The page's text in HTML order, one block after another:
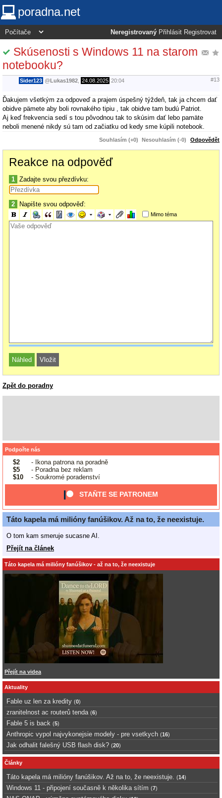
poradna.net
Neregistrovaný Přihlásit Registrovat
Skúsenosti s Windows 11 na starom
notebooku?
Sider123 @Lukas1982 24.08.2025 20:04 #13
Ďakujem všetkým za odpoveď a prajem úspešný týždeň, tak ja chcem dať
obidve pämete aby boli rovnakého tipiu , tak obidve tam budú Patriot.
Aj keď frekvencia sedí s tou pôvodnou tak to skúsim dať lebo pamäte
neboli menené nikdy sú tam od začiatku od kedy sme kúpili notebook.
Souhlasím (+0) Nesouhlasím (-0) Odpovědět
Reakce na odpověď
1 Zadajte svou přezdívku:
2 Napište svou odpověď:
Mimo téma
Zpět do poradny
Podpořte nás
$2
- Ikona patrona na poradně
$5
- Poradna bez reklam
$10
- Soukromé poradenství
STAŇTE SE PATRONEM
Táto kapela má milióny fanúšikov. Až na to, že neexistuje.
O tom kam smeruje sucasne AI.
Přejít na článek
Táto kapela má milióny fanúšikov - až na to, že neexistuje
Přejít na videa
Aktuality
Fable uz len za kredity (0)
zranitelnost ac routerů tenda (6)
Fable 5 is back (5)
Anthropic vypol najvykonejsie modely - pre vsetkych (16)
Jak odhalit falešný USB flash disk? (20)
Články
Táto kapela má milióny fanúšikov. Až na to, že neexistuje. (14)
Windows 11 - připojení současně k několika sítím (7)